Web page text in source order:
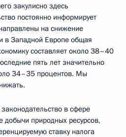
закулисно здесь
постоянно информирует
на снижение
в Западной Европе общая
составляет около 38–40
пять лет значительно
34–35 процентов. Мы
в сфере
добычи природных ресурсов,
ставку налога